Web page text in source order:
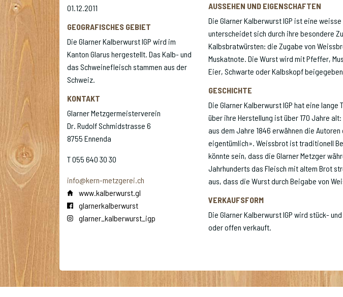
01.12.2011
GEOGRAFISCHES GEBIET
Die Glarner Kalberwurst IGP wird im
Kanton Glarus hergestellt. Das Kalb- und
das Schweinefleisch stammen aus der
Schweiz.
KONTAKT
Glarner Metzgermeisterverein
Dr. Rudolf Schmidstrasse 6
8755 Ennenda
T 055 640 30 30
info@kern-metzgerei.ch
www.kalberwurst.gl
glarnerkalberwurst
glarner_kalberwurst_igp
AUSSEHEN UND EIGENSCHAFTEN
Die Glarner Kalberwurst IGP ist eine
unterscheidet sich durch ihre besondere
Kalbsbratwürsten: die Zugabe von
Muskatnote. Die Wurst wird mit Pfeffer,
Eier, Schwarte oder Kalbskopf beigegeben
GESCHICHTE
Die Glarner Kalberwurst IGP hat eine
über ihre Herstellung ist über 170 Jahre
aus dem Jahre 1846 erwähnen die
eigentümlich». Weissbrot ist traditionell
könnte sein, dass die Glarner Metzger
Jahrhunderts das Fleisch mit altem Brot
aus, dass die Wurst durch Beigabe von
VERKAUFSFORM
Die Glarner Kalberwurst IGP wird stück-
oder offen verkauft.